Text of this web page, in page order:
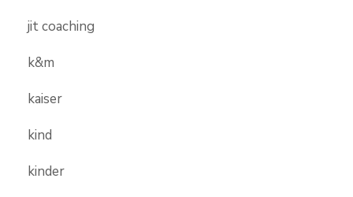
jit coaching
k&m
kaiser
kind
kinder